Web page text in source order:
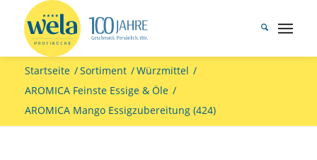
Startseite /Sortiment /Würzmittel /
AROMICA Feinste Essige & Öle /
AROMICA Mango Essigzubereitung (424)